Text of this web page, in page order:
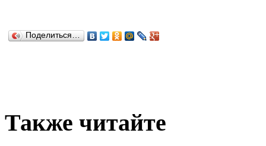
Поделиться…
Также читайте